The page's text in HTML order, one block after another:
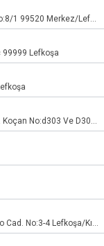
Taşkınköy Sehit Yüzbaşı Tekin Yurdabak Cad No:8/1 99520 Merkez/Lefkoşa Kuzey Kıbrıs T. C.
99999 Lefkoşa
Ortaköy Mah. Kumsal Mevkii Mehmet Akif Cad. Koçan No:d303 Ve D304 Lefkoşa/Kıbrıs
Küçük Kaymaklı Mah. Şht. Mustafa Ahmet Ruso Cad. No:3-4 Lefkoşa/Kıbrıs